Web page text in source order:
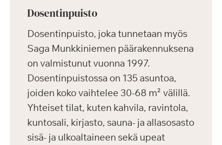
Dosentinpuisto
Dosentinpuisto, joka tunnetaan myös
Saga Munkkiniemen päärakennuksena
on valmistunut vuonna 1997.
Dosentinpuistossa on 135 asuntoa,
joiden koko vaihtelee 30-68 m² välillä.
Yhteiset tilat, kuten kahvila, ravintola,
kuntosali, kirjasto, sauna- ja allasosasto
sisä- ja ulkoaltaineen sekä upeat